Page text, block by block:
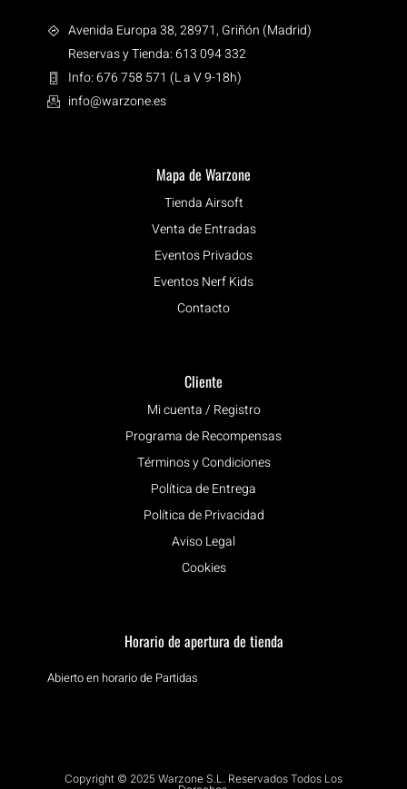
Avenida Europa 38, 28971, Griñón (Madrid)
Reservas y Tienda: 613 094 332
Info: 676 758 571 (L a V 9-18h)
info@warzone.es
Mapa de Warzone
Tienda Airsoft
Venta de Entradas
Eventos Privados
Eventos Nerf Kids
Contacto
Cliente
Mi cuenta / Registro
Programa de Recompensas
Términos y Condiciones
Política de Entrega
Política de Privacidad
Aviso Legal
Cookies
Horario de apertura de tienda
Abierto en horario de Partidas
Copyright © 2025 Warzone S.L. Reservados Todos Los